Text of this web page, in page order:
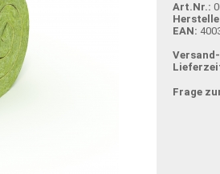
Art.Nr.:
EAN:
Frage